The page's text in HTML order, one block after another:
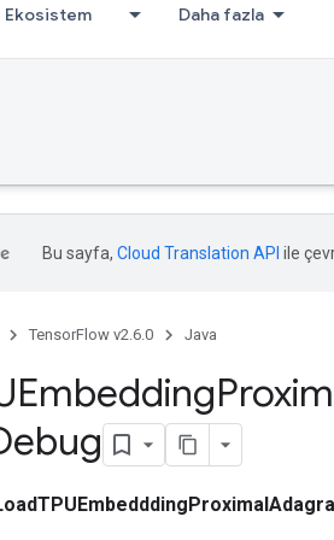
Ekosistem Daha fazla
Bu sayfa, Cloud Translation API ile
TensorFlow v2.6.0 Java